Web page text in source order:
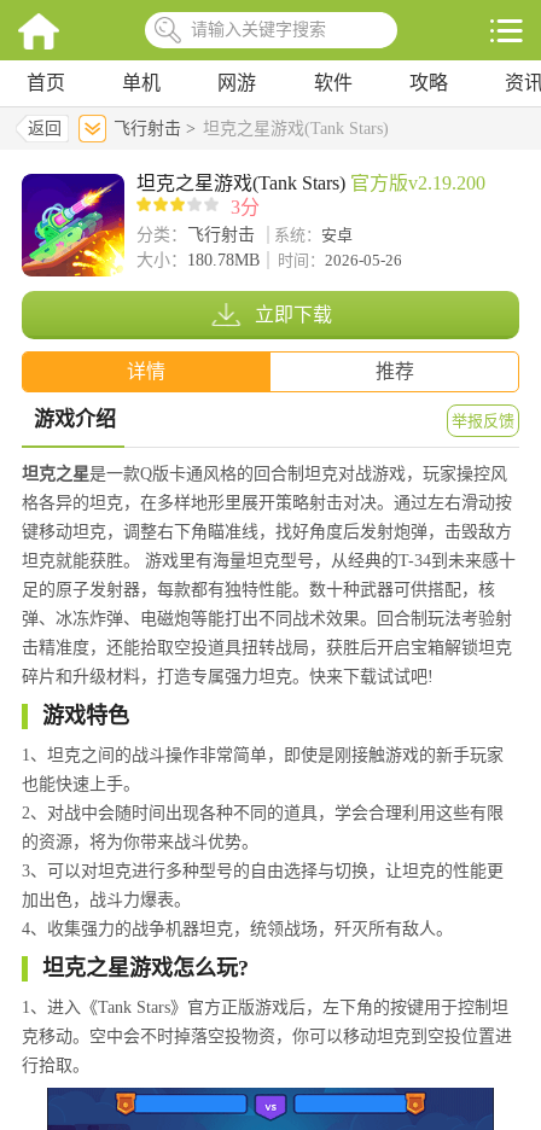
首页 单机 网游 软件 攻略 资
返回 飞行射击 > 坦克之星游戏(Tank Stars)
坦克之星游戏(Tank Stars) 官方版v2.19.200
3分
分类： 飞行射击 系统： 安卓
大小： 180.78MB 时间： 2026-05-26
立即下载
详情 推荐
游戏介绍 举报反馈
坦克之星是一款Q版卡通风格的回合制坦克对战游戏，玩家操控风
格各异的坦克，在多样地形里展开策略射击对决。通过左右滑动按
键移动坦克，调整右下角瞄准线，找好角度后发射炮弹，击毁敌方
坦克就能获胜。 游戏里有海量坦克型号，从经典的T-34到未来感十
足的原子发射器，每款都有独特性能。数十种武器可供搭配，核
弹、冰冻炸弹、电磁炮等能打出不同战术效果。回合制玩法考验射
击精准度，还能拾取空投道具扭转战局，获胜后开启宝箱解锁坦克
碎片和升级材料，打造专属强力坦克。快来下载试试吧!
游戏特色
1、坦克之间的战斗操作非常简单，即使是刚接触游戏的新手玩家
也能快速上手。
2、对战中会随时间出现各种不同的道具，学会合理利用这些有限
的资源，将为你带来战斗优势。
3、可以对坦克进行多种型号的自由选择与切换，让坦克的性能更
加出色，战斗力爆表。
4、收集强力的战争机器坦克，统领战场，歼灭所有敌人。
坦克之星游戏怎么玩?
1、进入《Tank Stars》官方正版游戏后，左下角的按键用于控制坦
克移动。空中会不时掉落空投物资，你可以移动坦克到空投位置进
行拾取。